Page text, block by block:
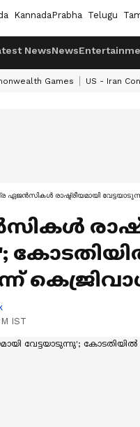
KannadaPrabha Telugu
NewsNews
Games US - Iran
ഏജന്‍സികള്‍ രാഷ്ട്രീയമായി
IST